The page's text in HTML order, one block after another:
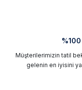
Müşterilerimizin tatil
gelenin en iyisini